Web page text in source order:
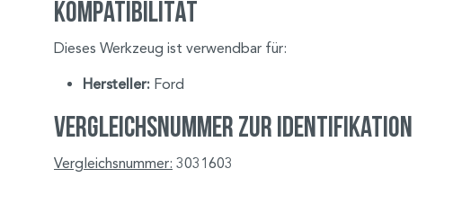
Kompatibilität
Dieses Werkzeug ist verwendbar für:
Hersteller: Ford
Vergleichsnummer zur Identifikation
Vergleichsnummer: 3031603